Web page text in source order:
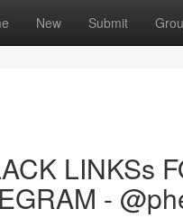
New Submit
LINKSs
-